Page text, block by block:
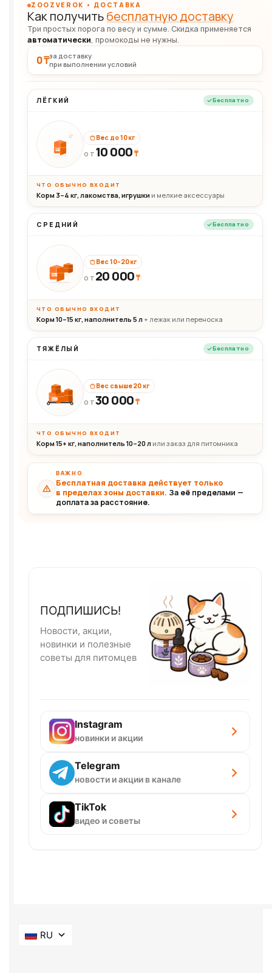
ZOOZVEROK • ДОСТАВКА
Как получитьбесплатную доставку
Три простых порога по весу и сумме. Скидка применяется
автоматически, промокоды не нужны.
0 ₸за доставку
при выполнении условий
ЛЁГКИЙ Бесплатно
10кг
Вес до 10 кг
ОТ 10 000₸
ЧТО ОБЫЧНО ВХОДИТ
Корм 3–4 кг, лакомства, игрушки и мелкие аксессуары
СРЕДНИЙ Бесплатно
20кг
Вес 10–20 кг
ОТ 20 000₸
ЧТО ОБЫЧНО ВХОДИТ
Корм 10–15 кг, наполнитель 5 л+ лежак или переноска
ТЯЖЁЛЫЙ Бесплатно
30+кг
Вес свыше 20 кг
ОТ30 000₸
ЧТО ОБЫЧНО ВХОДИТ
Корм 15+ кг, наполнитель 10–20 л или заказ для питомника
ВАЖНО
Бесплатная доставка действует только
в пределах зоны доставки. За её пределами —
доплата за расстояние.
ПОДПИШИСЬ!
Новости, акции,
новинки и полезные
советы для питомцев
Instagram
новинки и акции
Telegram
новости и акции в канале
TikTok
видео и советы
RU